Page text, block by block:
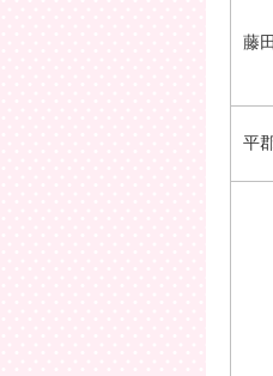
藤
平